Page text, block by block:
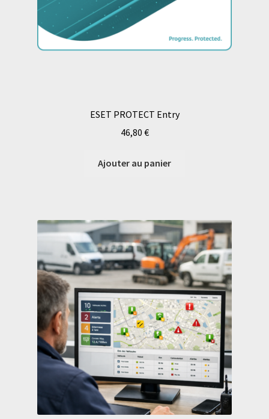
ESET PROTECT Entry
46,80 €
Ajouter au panier